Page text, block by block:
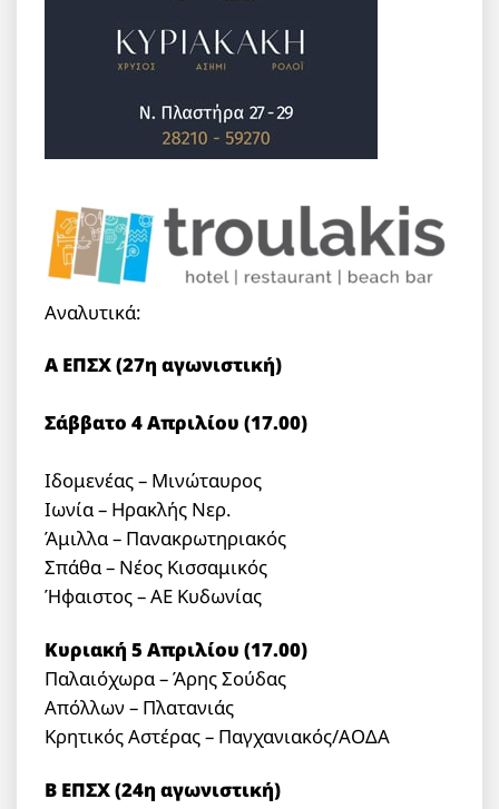
Αναλυτικά:
Α ΕΠΣΧ (27η αγωνιστική)
Σάββατο 4 Απριλίου (17.00)
Ιδομενέας – Μινώταυρος
Ιωνία – Ηρακλής Νερ.
Άμιλλα – Πανακρωτηριακός
Σπάθα – Νέος Κισσαμικός
Ήφαιστος – ΑΕ Κυδωνίας
Κυριακή 5 Απριλίου (17.00)
Παλαιόχωρα – Άρης Σούδας
Απόλλων – Πλατανιάς
Κρητικός Αστέρας – Παγχανιακός/ΑΟΔΑ
Β ΕΠΣΧ (24η αγωνιστική)